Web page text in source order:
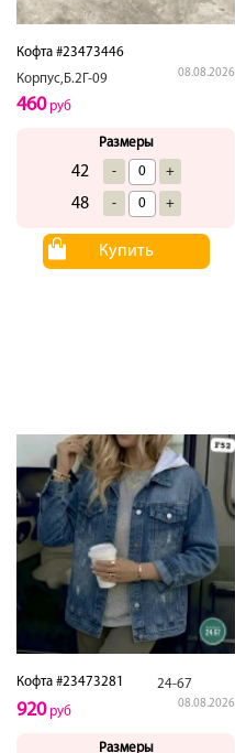
Кофта #23473446
Корпус,Б.2Г-09
08.08.2026
460руб
Размеры
42 - +
48 - +
Купить
Кофта #23473281 24-67
08.08.2026
920руб
Размеры